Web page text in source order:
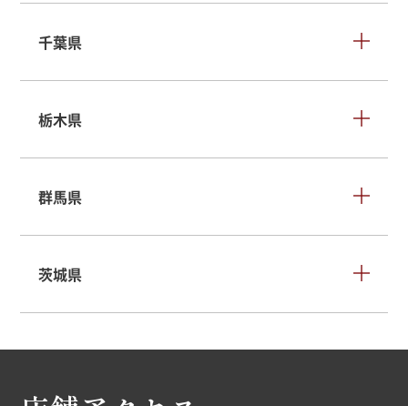
千葉県
栃木県
群馬県
茨城県